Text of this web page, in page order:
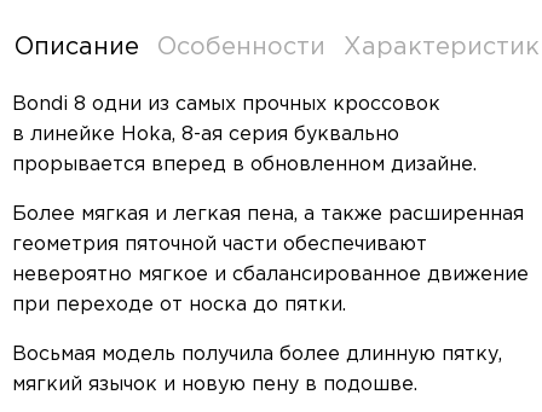
Описание Особенности
Bondi 8 одни из самых прочных кроссовок
в линейке Hoka, 8-ая серия буквально
прорывается вперед в обновленном дизайне.
Более мягкая и легкая пена, а также расширенная
геометрия пяточной части обеспечивают
невероятно мягкое и сбалансированное движение
при переходе от носка до пятки.
Восьмая модель получила более длинную пятку,
мягкий язычок и новую пену в подошве.